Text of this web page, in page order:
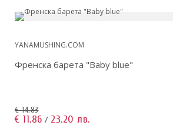
YANAMUSHING.COM
Френска барета "Baby blue"
€ 14.83
€ 11.86 / 23.20 лв.